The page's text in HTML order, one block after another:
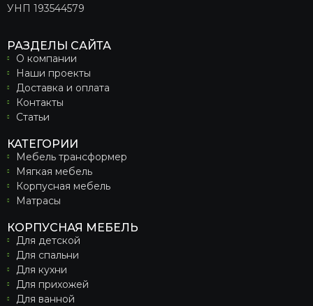
УНП 193544579
РАЗДЕЛЫ САЙТА
О компании
Наши проекты
Доставка и оплата
Контакты
Статьи
КАТЕГОРИИ
Мебель трансформер
Мягкая мебель
Корпусная мебель
Матрасы
КОРПУСНАЯ МЕБЕЛЬ
Для детской
Для спальни
Для кухни
Для прихожей
Для ванной